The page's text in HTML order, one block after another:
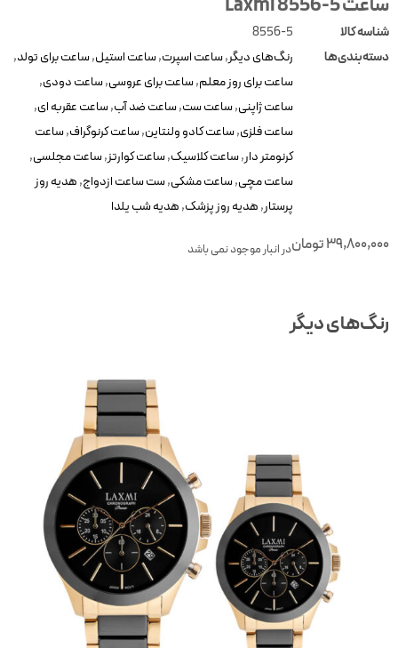
کالا
8556-5
رنگ‌های دیگر,ساعت اسپرت,ساعت استیل,ساعت برای تولد,
ساعت برای روز معلم,ساعت برای عروسی,ساعت دودی,
ساعت ژاپنی,ساعت ست,ساعت ضد آب,ساعت عقربه ای,
ساعت فلزی,ساعت کادو ولنتاین,ساعت کرنوگراف,ساعت
کرنومتر دار,ساعت کلاسیک,ساعت کوارتز,ساعت مجلسی,
ساعت مچی,ساعت مشکی,ست ساعت ازدواج,هدیه روز
پرستار,هدیه روز پزشک,هدیه شب یلدا
توماندر انبار موجود نمی باشد
دیگر